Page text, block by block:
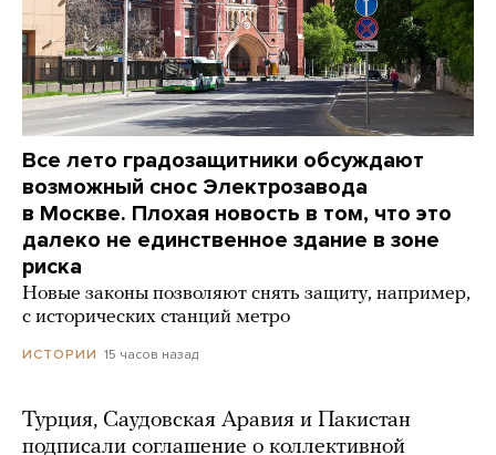
Все лето градозащитники обсуждают
возможный снос Электрозавода
в Москве. Плохая новость в том, что это
далеко не единственное здание в зоне
риска
Новые законы позволяют снять защиту, например,
с исторических станций метро
ИСТОРИИ 15 часов назад
Турция, Саудовская Аравия и Пакистан
подписали соглашение о коллективной